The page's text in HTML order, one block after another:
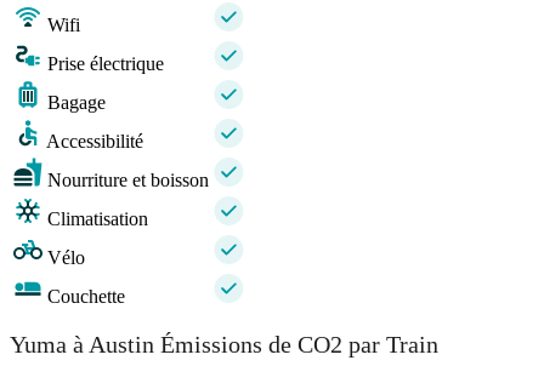
Wifi
Prise électrique
Bagage
Accessibilité
Nourriture et boisson
Climatisation
Vélo
Couchette
Yuma à Austin Émissions de CO2 par Train